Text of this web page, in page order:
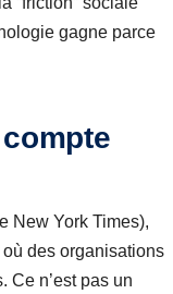
gagne parce
New York Times),
des organisations
Ce n’est pas un